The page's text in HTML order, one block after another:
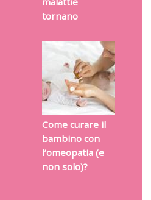
tornano
Come curare il
bambino con
l’omeopatia (e
non solo)?